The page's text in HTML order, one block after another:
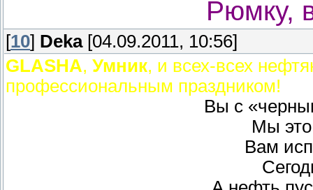
Рюмку,
[10] Deka[04.09.2011, 10:56]
GLASHA, Умник, и всех-всех
профессиональным праздником!
Вы с
Мы это
Вам